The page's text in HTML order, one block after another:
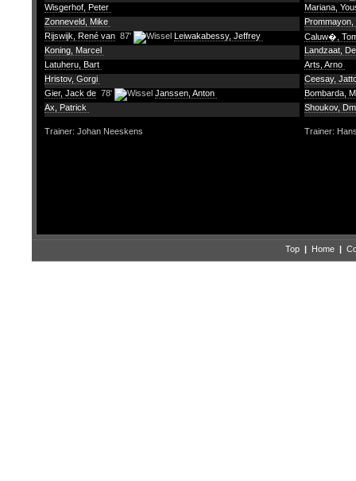
Wisgerhof, Peter
Zonneveld, Mike
Rijswijk, René van 87'
Leiwakabessy, Jeffrey
Koning, Marcel
Latuheru, Bart
Hristov, Gorgi
Gier, Jack de 78'
Janssen, Anton
Ax, Patrick
Mariana,
Caluw�,
Landzaat,
Arts, Arno
Ceesay,
Bombarda,
Shoukov,
Trainer: Johan Neeskens Trainer:
Top | Home |